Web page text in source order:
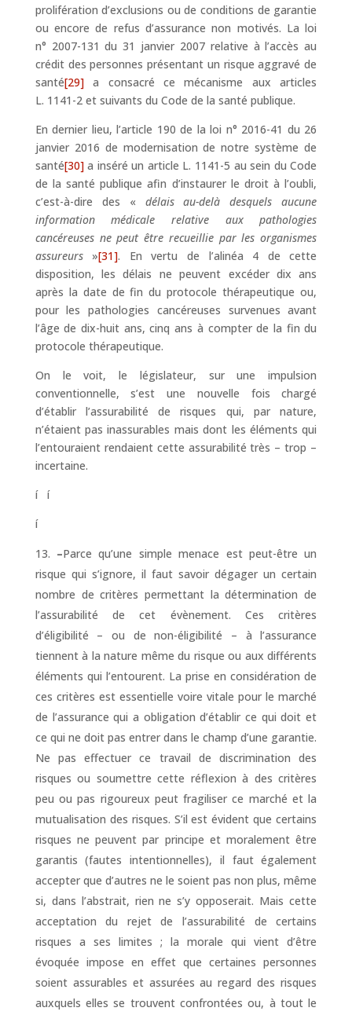
prolifération d’exclusions ou de conditions de garantie
ou encore de refus d’assurance non motivés. La loi
n° 2007-131 du 31 janvier 2007 relative à l’accès au
crédit des personnes présentant un risque aggravé de
santé[29]a consacré ce mécanisme aux articles
L. 1141-2 et suivants du Code de la santé publique.
En dernier lieu, l’article 190 de la loi n° 2016-41 du 26
janvier 2016 de modernisation de notre système de
santé[30]a inséré un article L. 1141-5 au sein du Code
de la santé publique afin d’instaurer le droit à l’oubli,
c’est-à-dire des « délais au-delà desquels aucune
information médicale relative aux pathologies
cancéreuses ne peut être recueillie par les organismes
assureurs»[31]. En vertu de l’alinéa 4 de cette
disposition, les délais ne peuvent excéder dix ans
après la date de fin du protocole thérapeutique ou,
pour les pathologies cancéreuses survenues avant
l’âge de dix-huit ans, cinq ans à compter de la fin du
protocole thérapeutique.
On le voit, le législateur, sur une impulsion
conventionnelle, s’est une nouvelle fois chargé
d’établir l’assurabilité de risques qui, par nature,
n’étaient pas inassurables mais dont les éléments qui
l’entouraient rendaient cette assurabilité très – trop –
incertaine.
í í
í
–Parce qu’une simple menace est peut-être un
risque qui s’ignore, il faut savoir dégager un certain
nombre de critères permettant la détermination de
l’assurabilité de cet évènement. Ces critères
d’éligibilité – ou de non-éligibilité – à l’assurance
tiennent à la nature même du risque ou aux différents
éléments qui l’entourent. La prise en considération de
ces critères est essentielle voire vitale pour le marché
de l’assurance qui a obligation d’établir ce qui doit et
ce qui ne doit pas entrer dans le champ d’une garantie.
Ne pas effectuer ce travail de discrimination des
risques ou soumettre cette réflexion à des critères
peu ou pas rigoureux peut fragiliser ce marché et la
mutualisation des risques. S’il est évident que certains
risques ne peuvent par principe et moralement être
garantis (fautes intentionnelles), il faut également
accepter que d’autres ne le soient pas non plus, même
si, dans l’abstrait, rien ne s’y opposerait. Mais cette
acceptation du rejet de l’assurabilité de certains
risques a ses limites ; la morale qui vient d’être
évoquée impose en effet que certaines personnes
soient assurables et assurées au regard des risques
auxquels elles se trouvent confrontées ou, à tout le